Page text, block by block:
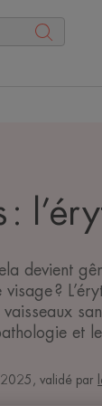
:
devient
?
et
, validé par